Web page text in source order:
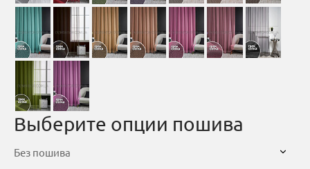
Выберите опции пошива